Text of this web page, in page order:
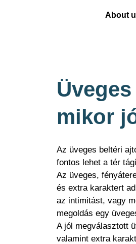
About
mikor
Az üveges beltéri
fontos lehet a tér
Az üveges,
és extra karaktert
az intimitást, vagy
megoldás egy
A jól megválasztott
valamint extra